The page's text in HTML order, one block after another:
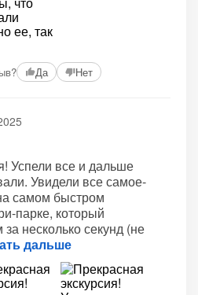
Да Нет
Успели все и дальше
Увидели все самое-
самом быстром
парке, который
несколько секунд (не
дальше